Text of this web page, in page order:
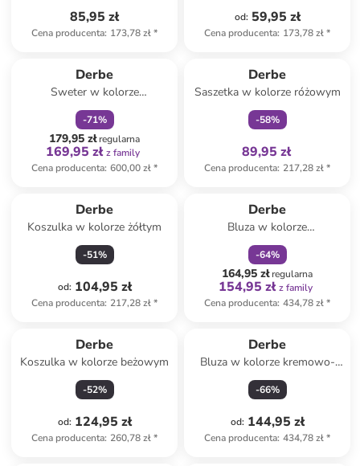
85,95 zł
Cena producenta: 173,78 zł*
od: 59,95 zł
Cena producenta: 173,78 zł*
Derbe
Sweter w kolorze
granatowym
-71%
179,95 złregularna
169,95 zł z family
Cena producenta: 600,00 zł*
Derbe
Saszetka w kolorze różowym
-58%
89,95 zł
Cena producenta: 217,28 zł*
Derbe
Koszulka w kolorze żółtym
-51%
od: 104,95 zł
Cena producenta: 217,28 zł*
Derbe
Bluza w kolorze
antracytowym
-64%
164,95 złregularna
154,95 zł z family
Cena producenta: 434,78 zł*
Derbe
Koszulka w kolorze beżowym
-52%
od: 124,95 zł
Cena producenta: 260,78 zł*
Derbe
Bluza w kolorze kremowo-
czarnym
-66%
od: 144,95 zł
Cena producenta: 434,78 zł*